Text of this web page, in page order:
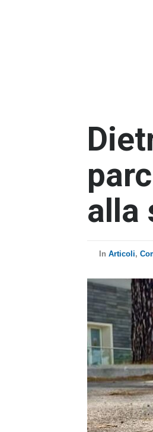
alla
In Articoli,